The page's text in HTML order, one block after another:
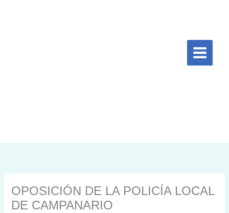
OPOSICIÓN DE LA POLICÍA LOCAL
DE CAMPANARIO